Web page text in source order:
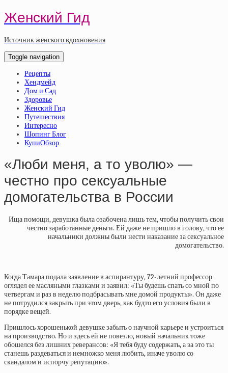
Женский Гид
Источник женского вдохновения
Toggle navigation
Рецепты
Хендмейд
Дом и Сад
Здоровье
Женский Гид
Путешествия
Интересно
Шопинг Блог
КупиОбзор
«Люби меня, а то уволю» —
честно про сексуальные
домогательства в России
Ища помощи, девушка была озабочена лишь тем, чтобы получить свои
честно заработанные деньги. Ей даже не пришло в голову, что ее
начальники должны были нести наказание за сексуальное
домогательство.
Когда Тамара подала заявление в аспирантуру, 72-летний профессор
оглядел ее масляными глазками и заявил: «Ты будешь спать со мной по
четвергам и раз в неделю подбрасывать мне домой продукты». Он даже
не потрудился закрыть при этом дверь, как будто его условия были в
порядке вещей.
Пришлось хорошенькой девушке забыть о научной карьере и устроиться
на производство. Но и здесь ей не повезло, новый начальник тоже
обошелся без лишних реверансов: «Я тебя буду содержать, а за это ты
станешь раздеваться и немножко меня любить, иначе уволю со
скандалом и испорчу репутацию».